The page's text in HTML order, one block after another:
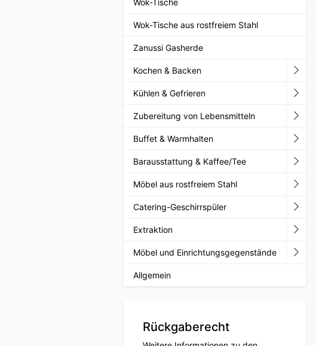
Wok-Tische aus rostfreiem Stahl
Zanussi Gasherde
Kochen & Backen
Kühlen & Gefrieren
Zubereitung von Lebensmitteln
Buffet & Warmhalten
Barausstattung & Kaffee/Tee
Möbel aus rostfreiem Stahl
Catering-Geschirrspüler
Extraktion
Möbel und Einrichtungsgegenstände
Allgemein
Rückgaberecht